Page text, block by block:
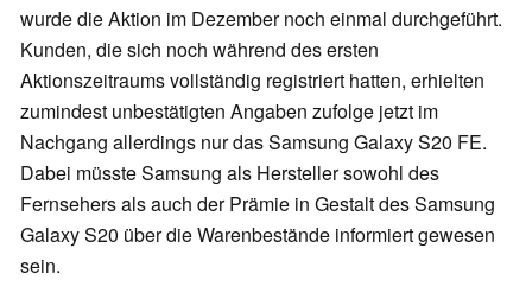
wurde die Aktion im Dezember noch einmal durchgeführt.
Kunden, die sich noch während des ersten
Aktionszeitraums vollständig registriert hatten, erhielten
zumindest unbestätigten Angaben zufolge jetzt im
Nachgang allerdings nur das Samsung Galaxy S20 FE.
Dabei müsste Samsung als Hersteller sowohl des
Fernsehers als auch der Prämie in Gestalt des Samsung
Galaxy S20 über die Warenbestände informiert gewesen
sein.